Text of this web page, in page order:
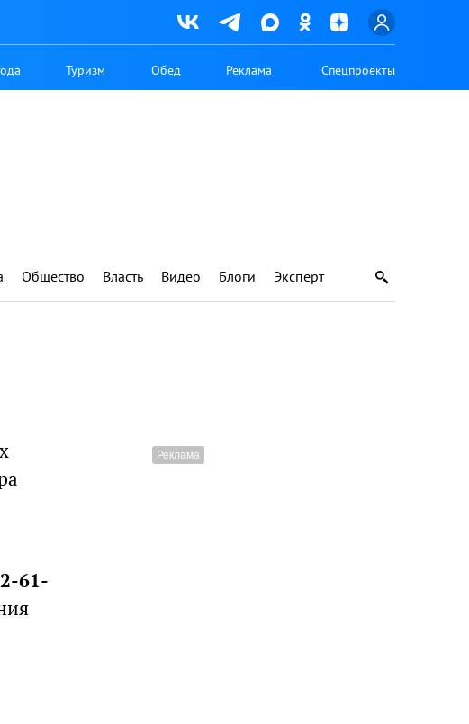
Туризм Обед Реклама Спецпроекты
Общество Власть Видео Блоги Эксперт
61-